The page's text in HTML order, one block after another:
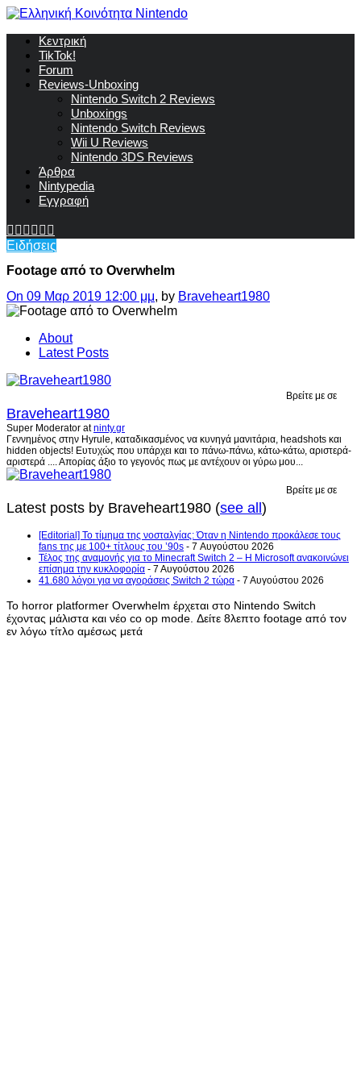
Κεντρική
TikTok!
Forum
Reviews-Unboxing
Nintendo Switch 2 Reviews
Unboxings
Nintendo Switch Reviews
Wii U Reviews
Nintendo 3DS Reviews
Άρθρα
Nintypedia
Εγγραφή
Ειδήσεις
Footage από το Overwhelm
On 09 Μαρ 2019 12:00 μμ, by Braveheart1980
About
Latest Posts
Βρείτε με σε
Braveheart1980
Super Moderator atninty.gr
Γεννημένος στην Hyrule, καταδικασμένος να κυνηγά μανιτάρια, headshots και
hidden objects! Ευτυχώς που υπάρχει και το πάνω-πάνω, κάτω-κάτω, αριστερά-
αριστερά .... Απορίας άξιο το γεγονός πως με αντέχουν οι γύρω μου...
Βρείτε με σε
Latest posts by Braveheart1980 (see all)
[Editorial] Το τίμημα της νοσταλγίας: Όταν η Nintendo προκάλεσε τους
fans της με 100+ τίτλους του ’90s - 7 Αυγούστου 2026
Τέλος της αναμονής για το Minecraft Switch 2 – Η Microsoft ανακοινώνει
επίσημα την κυκλοφορία - 7 Αυγούστου 2026
41.680 λόγοι για να αγοράσεις Switch 2 τώρα - 7 Αυγούστου 2026
Το horror platformer Overwhelm έρχεται στο Nintendo Switch
έχοντας μάλιστα και νέο co op mode. Δείτε 8λεπτο footage από τον
εν λόγω τίτλο αμέσως μετά